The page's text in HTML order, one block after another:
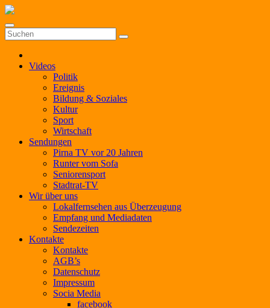
Zum
springen
Videos
Politik
Ereignis
Bildung & Soziales
Kultur
Sport
Wirtschaft
Sendungen
Pirna TV vor 20 Jahren
Runter vom Sofa
Seniorensport
Stadtrat-TV
Wir über uns
Lokalfernsehen aus Überzeugung
Empfang und Mediadaten
Sendezeiten
Kontakte
Kontakte
AGB’s
Datenschutz
Impressum
Socia Media
facebook